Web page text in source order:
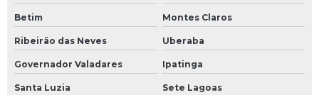
Betim Montes Claros
Ribeirão das Neves Uberaba
Governador Valadares Ipatinga
Santa Luzia Sete Lagoas